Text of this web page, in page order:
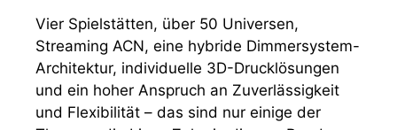
Vier Spielstätten, über 50 Universen,
Streaming ACN, eine hybride Dimmersystem-
Architektur, individuelle 3D-Drucklösungen
und ein hoher Anspruch an Zuverlässigkeit
und Flexibilität – das sind nur einige der